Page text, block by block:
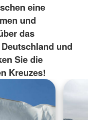
eine
und
das
und
Sie die
Kreuzes!